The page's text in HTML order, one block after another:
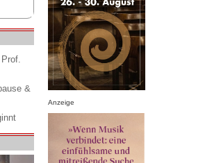
&
Anzeige